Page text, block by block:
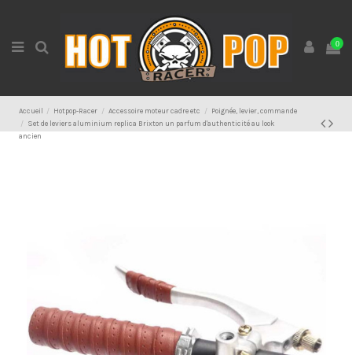
0
Accueil Hotpop-Racer Accessoire moteur cadre etc
Poignée, levier, commande
Set de leviers aluminium replica Brixton un parfum d'authenticité au look
ancien